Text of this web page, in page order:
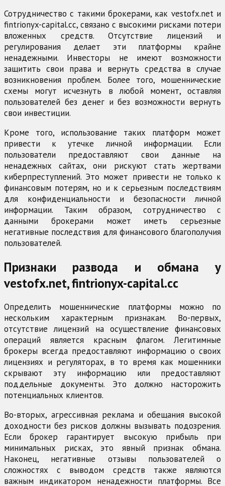
Сотрудничество с такими брокерами, как vestofx.net и
fintrionyx-capital.cc, связано с высокими рисками потери
вложенных средств. Отсутствие лицензий и
регулирования делает эти платформы крайне
ненадежными. Инвесторы не имеют возможности
защитить свои права и вернуть средства в случае
возникновения проблем. Более того, мошеннические
схемы могут исчезнуть в любой момент, оставляя
пользователей без денег и без возможности вернуть
свои инвестиции.
Кроме того, использование таких платформ может
привести к утечке личной информации. Если
пользователи предоставляют свои данные на
ненадежных сайтах, они рискуют стать жертвами
киберпреступлений. Это может привести не только к
финансовым потерям, но и к серьезным последствиям
для конфиденциальности и безопасности личной
информации. Таким образом, сотрудничество с
данными брокерами может иметь серьезные
негативные последствия для финансового благополучия
пользователей.
Признаки развода и обмана у
vestofx.net, fintrionyx-capital.cc
Определить мошеннические платформы можно по
нескольким характерным признакам. Во-первых,
отсутствие лицензий на осуществление финансовых
операций является красным флагом. Легитимные
брокеры всегда предоставляют информацию о своих
лицензиях и регуляторах, в то время как мошенники
скрывают эту информацию или предоставляют
поддельные документы. Это должно насторожить
потенциальных клиентов.
Во-вторых, агрессивная реклама и обещания высокой
доходности без рисков должны вызывать подозрения.
Если брокер гарантирует высокую прибыль при
минимальных рисках, это явный признак обмана.
Наконец, негативные отзывы пользователей о
сложностях с выводом средств также являются
важным индикатором ненадежности платформы. Все